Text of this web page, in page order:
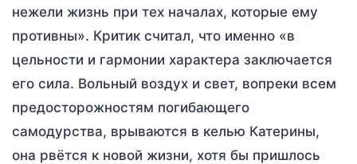
нежели жизнь при тех началах, которые ему
противны». Критик считал, что именно «в
цельности и гармонии характера заключается
его сила. Вольный воздух и свет, вопреки всем
предосторожностям погибающего
самодурства, врываются в келью Катерины,
она рвётся к новой жизни, хотя бы пришлось